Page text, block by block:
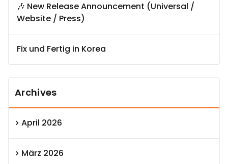
🎶 New Release Announcement (Universal /
Website / Press)
Fix und Fertig in Korea
Archives
April 2026
März 2026